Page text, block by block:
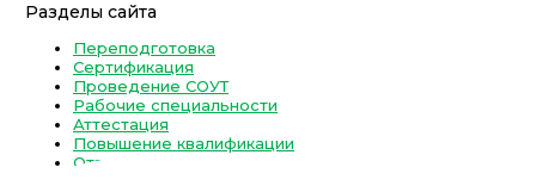
Разделы сайта
Переподготовка
Сертификация
Проведение СОУТ
Рабочие специальности
Аттестация
Повышение квалификации
Отзывы